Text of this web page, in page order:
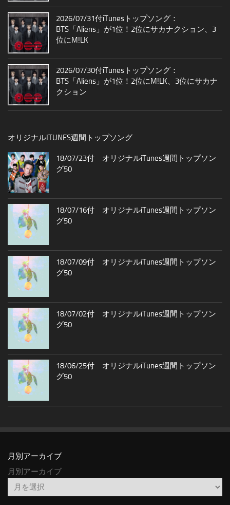
2026/07/31付iTunesトップソング：
BTS「Aliens」が1位！2位にサカナクション、3
位にM!LK
2026/07/30付iTunesトップソング：
BTS「Aliens」が1位！2位にM!LK、3位にサカナ
クション
オリジナルITUNES週間トップソング
18/07/23付 オリジナルiTunes週間トップソン
グ50
18/07/16付 オリジナルiTunes週間トップソン
グ50
18/07/09付 オリジナルiTunes週間トップソン
グ50
18/07/02付 オリジナルiTunes週間トップソン
グ50
18/06/25付 オリジナルiTunes週間トップソン
グ50
月別アーカイブ
月別アーカイブ